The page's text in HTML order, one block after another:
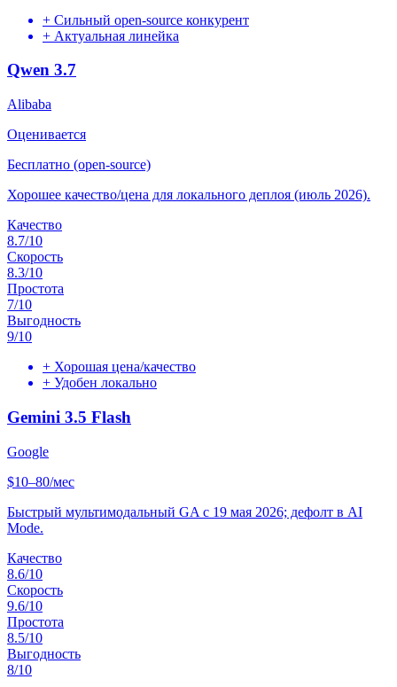
+ Сильный open-source конкурент
+ Актуальная линейка
Qwen 3.7
Alibaba
Оценивается
Бесплатно (open-source)
Хорошее качество/цена для локального деплоя (июль 2026).
Качество
8.7/10
Скорость
8.3/10
Простота
7/10
Выгодность
9/10
+ Хорошая цена/качество
+ Удобен локально
Gemini 3.5 Flash
Google
$10–80/мес
Быстрый мультимодальный GA с 19 мая 2026; дефолт в AI
Mode.
Качество
8.6/10
Скорость
9.6/10
Простота
8.5/10
Выгодность
8/10